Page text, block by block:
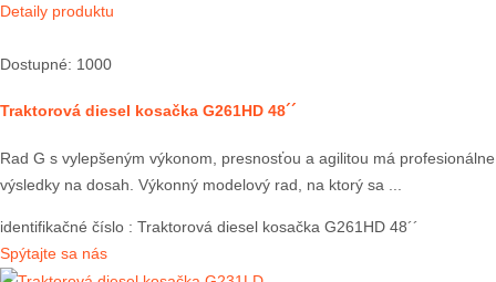
Detaily produktu
Dostupné: 1000
Traktorová diesel kosačka G261HD 48´´
Rad G s vylepšeným výkonom, presnosťou a agilitou má profesionálne
výsledky na dosah. Výkonný modelový rad, na ktorý sa ...
identifikačné číslo : Traktorová diesel kosačka G261HD 48´´
Spýtajte sa nás